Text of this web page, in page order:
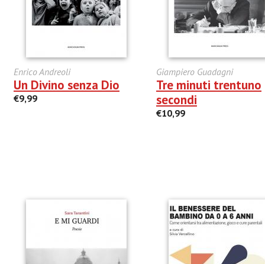
Enrico Andreoli
Un Divino senza Dio
€9,99
Giampiero Guadagni
Tre minuti trentuno
secondi
€10,99